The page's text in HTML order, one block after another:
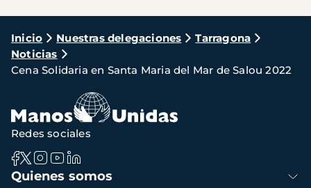
Ruta
de
navegación
Inicio Nuestras delegaciones
Tarragona
Noticias
Cena Solidaria en Santa Maria del Mar de Salou 2022
Navegación
Quienes somos
Redes sociales